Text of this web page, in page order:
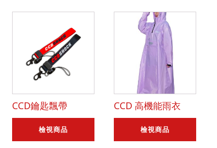
CCD鑰匙飄帶
檢視商品
CCD 高機能雨衣
檢視商品